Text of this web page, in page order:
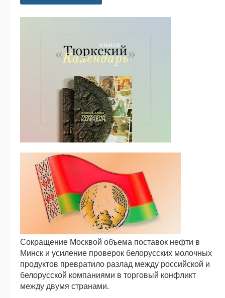
Сокращение Москвой объема поставок нефти в
Минск и усиление проверок белорусских молочных
продуктов превратило разлад между российской и
белорусской компаниями в торговый конфликт
между двумя странами.